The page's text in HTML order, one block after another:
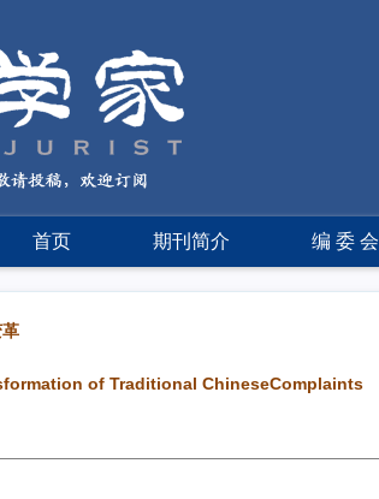
首页 期刊简介 编 委 会
of Traditional ChineseComplaints